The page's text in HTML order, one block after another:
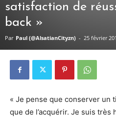
satisfaction de
back »
Par Paul (@AlsatianCityzn) - 25 février
« Je pense que conserver un
que de l’acquérir. Je suis très